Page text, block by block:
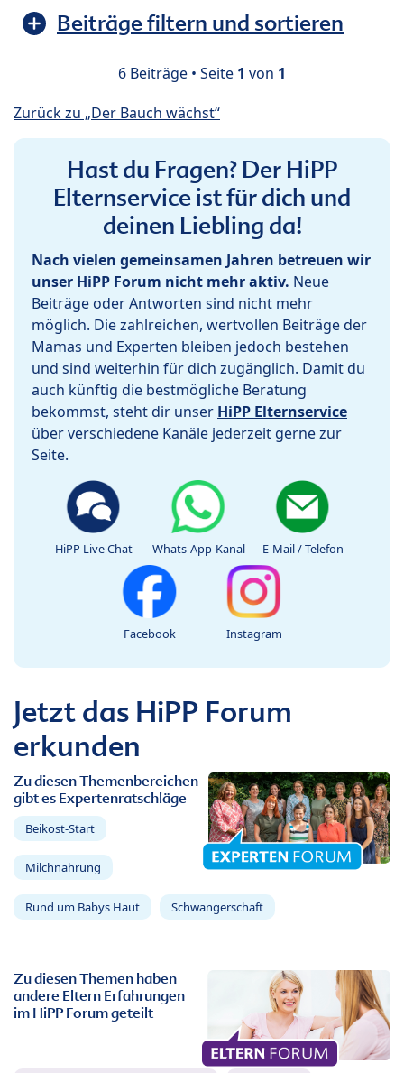
Beiträge filtern und sortieren
6 Beiträge • Seite 1 von 1
Zurück zu „Der Bauch wächst“
Hast du Fragen? Der HiPP
Elternservice ist für dich und
deinen Liebling da!
Nach vielen gemeinsamen Jahren betreuen wir
unser HiPP Forum nicht mehr aktiv. Neue
Beiträge oder Antworten sind nicht mehr
möglich. Die zahlreichen, wertvollen Beiträge der
Mamas und Experten bleiben jedoch bestehen
und sind weiterhin für dich zugänglich. Damit du
auch künftig die bestmögliche Beratung
bekommst, steht dir unser HiPP Elternservice
über verschiedene Kanäle jederzeit gerne zur
Seite.
HiPP Live Chat Whats-App-Kanal E-Mail / Telefon
Facebook Instagram
Jetzt das HiPP Forum
erkunden
Zu diesen Themenbereichen
gibt es Expertenratschläge
Beikost-Start
Milchnahrung
Rund um Babys Haut Schwangerschaft
Zu diesen Themen haben
andere Eltern Erfahrungen
im HiPP Forum geteilt